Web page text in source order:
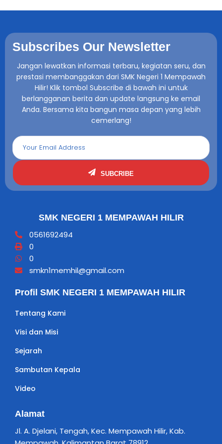
Subscribes Our Newsletter
Jangan lewatkan informasi terbaru, kegiatan seru, dan
prestasi membanggakan dari SMK Negeri 1 Mempawah
Hilir! Klik tombol Subscribe di bawah ini untuk
berlangganan berita dan update langsung ke email
Anda. Bersama kita bangun masa depan yang lebih
cemerlang!
SUBCRIBE
SMK NEGERI 1 MEMPAWAH HILIR
0561692494
0
0
smkn1memhil@gmail.com
Profil SMK NEGERI 1 MEMPAWAH HILIR
Tentang Kami
Visi dan Misi
Sejarah
Sambutan Kepala
Video
Alamat
Jl. A. Djelani, Tengah, Kec. Mempawah Hilir, Kab.